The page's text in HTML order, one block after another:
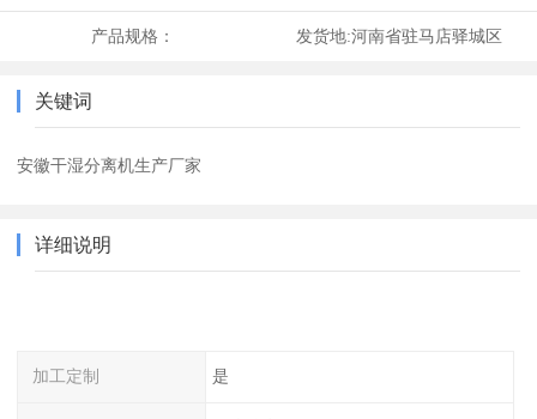
产品规格： 发货地:河南省驻马店驿城区
关键词
安徽干湿分离机生产厂家
详细说明
加工定制 是